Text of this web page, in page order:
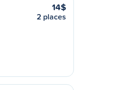
14$
2 places